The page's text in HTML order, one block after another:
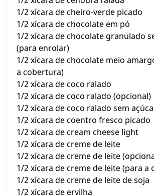
1/2 xícara de cheiro-verde picado
1/2 xícara de chocolate em pó
1/2 xícara de chocolate granulado
(para enrolar)
1/2 xícara de chocolate meio
a cobertura)
1/2 xícara de coco ralado
1/2 xícara de coco ralado (opcional)
1/2 xícara de coco ralado sem
1/2 xícara de coentro fresco picado
1/2 xícara de cream cheese light
1/2 xícara de creme de leite
1/2 xícara de creme de leite
1/2 xícara de creme de leite (para a
1/2 xícara de creme de leite de soja
1/2 xícara de ervilha